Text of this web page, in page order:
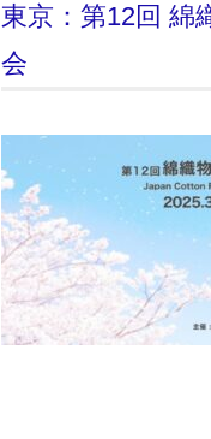
東京：第12回
会